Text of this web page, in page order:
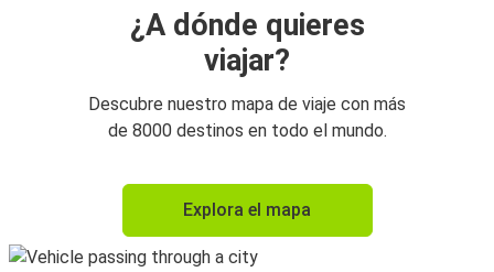
¿A dónde quieres
viajar?
Descubre nuestro mapa de viaje con más
de 8000 destinos en todo el mundo.
Explora el mapa